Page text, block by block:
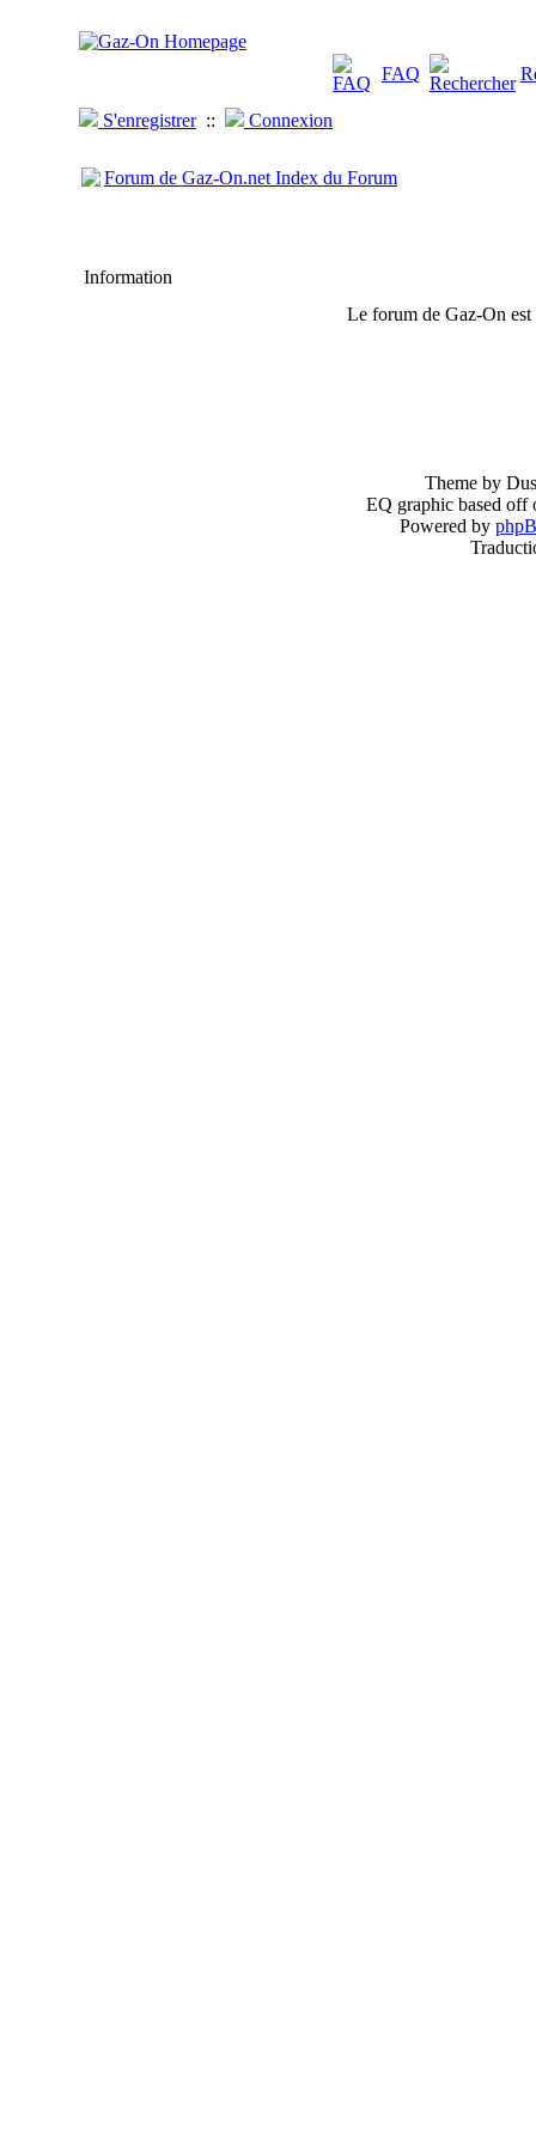
FAQ
S'enregistrer:: Connexion
Forum de Gaz-On.net Index du Forum
Information
Le forum de Gaz-On
Theme by
EQ graphic based
Powered by